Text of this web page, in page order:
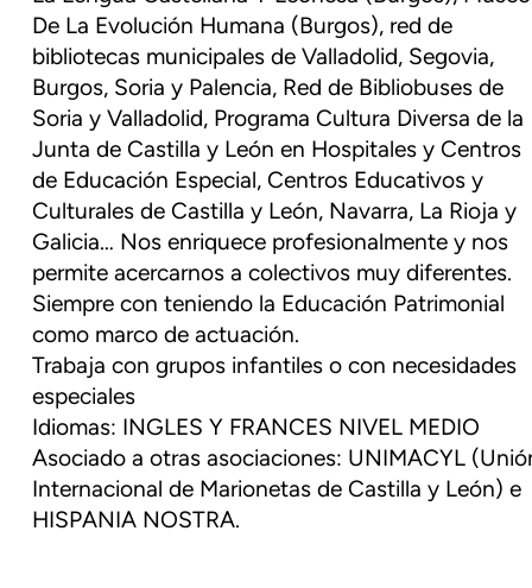
De La Evolución Humana (Burgos), red de
bibliotecas municipales de Valladolid, Segovia,
Burgos, Soria y Palencia, Red de Bibliobuses de
Soria y Valladolid, Programa Cultura Diversa de la
Junta de Castilla y León en Hospitales y Centros
de Educación Especial, Centros Educativos y
Culturales de Castilla y León, Navarra, La Rioja y
Galicia… Nos enriquece profesionalmente y nos
permite acercarnos a colectivos muy diferentes.
Siempre con teniendo la Educación Patrimonial
como marco de actuación.
Trabaja con grupos infantiles o con necesidades
especiales
Idiomas: INGLES Y FRANCES NIVEL MEDIO
Asociado a otras asociaciones: UNIMACYL
Internacional de Marionetas de Castilla y León) e
HISPANIA NOSTRA.